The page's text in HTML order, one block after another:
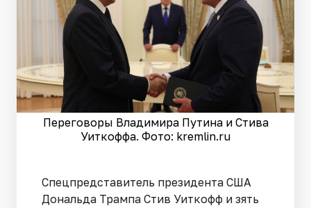
Переговоры Владимира Путина и Стива
Уиткоффа. Фото: kremlin.ru
Спецпредставитель президента США
Дональда Трампа Стив Уиткофф и зять